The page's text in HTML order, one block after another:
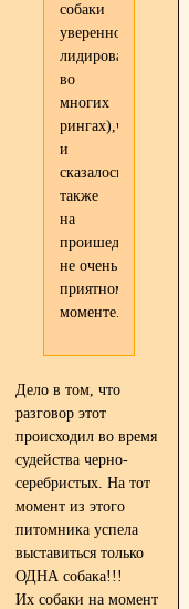
собаки
уверенно
лидировали
во
многих
рингах),что
и
сказалось
также
на
не очень
приятном
моменте.
Дело в том, что
разговор этот
происходил во время
судейства черно-
серебристых. На тот
момент из этого
питомника успела
выставиться только
ОДНА собака!!!
Их собаки на момент